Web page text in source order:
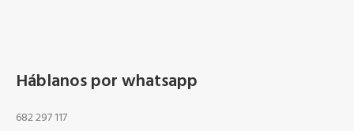
Háblanos por whatsapp
682 297 117